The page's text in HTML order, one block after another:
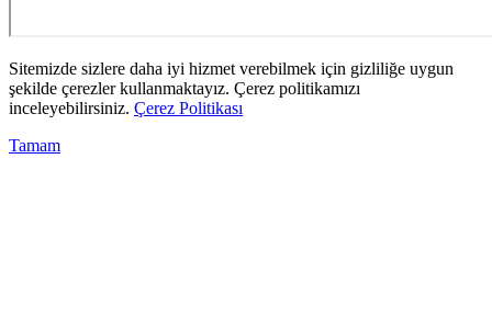
Sitemizde sizlere daha iyi hizmet verebilmek için gizliliğe uygun
şekilde çerezler kullanmaktayız. Çerez politikamızı
inceleyebilirsiniz. Çerez Politikası
Tamam